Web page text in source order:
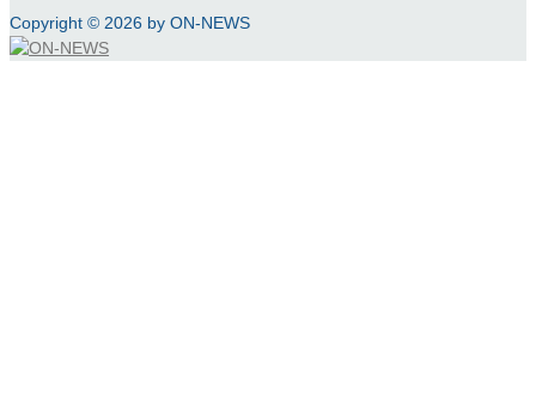
Copyright © 2026 by ON-NEWS